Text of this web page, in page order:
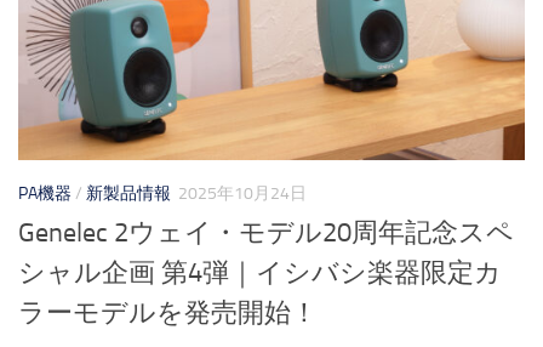
PA機器 / 新製品情報 2025年10月24日
Genelec 2ウェイ・モデル20周年記念スペ
シャル企画 第4弾｜イシバシ楽器限定カ
ラーモデルを発売開始！